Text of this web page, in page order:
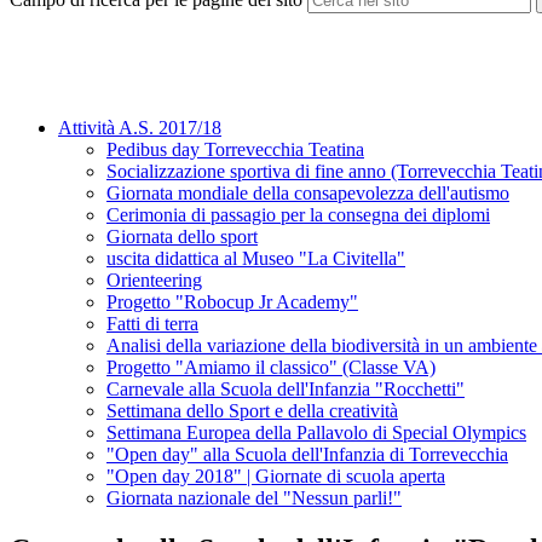
Attività A.S. 2017/18
Pedibus day Torrevecchia Teatina
Socializzazione sportiva di fine anno (Torrevecchia
Giornata mondiale della consapevolezza dell'autismo
Cerimonia di passagio per la consegna dei diplomi
Giornata dello sport
uscita didattica al Museo "La Civitella"
Orienteering
Progetto "Robocup Jr Academy"
Fatti di terra
Analisi della variazione della biodiversità in un ambiente
Progetto "Amiamo il classico" (Classe VA)
Carnevale alla Scuola dell'Infanzia "Rocchetti"
Settimana dello Sport e della creatività
Settimana Europea della Pallavolo di Special Olympics
"Open day" alla Scuola dell'Infanzia di Torrevecchia
"Open day 2018" | Giornate di scuola aperta
Giornata nazionale del "Nessun parli!"